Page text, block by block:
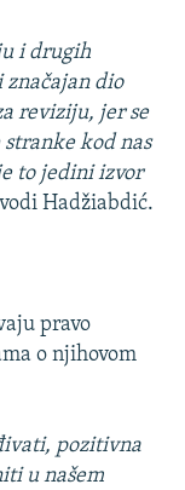
i drugih
dio
reviziju, jer se
kod nas
to jedini izvor
Hadžiabdić.
pravo
o njihovom
pozitivna
u našem